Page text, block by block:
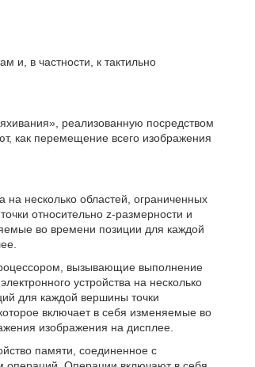
и, в частности, к тактильно
реализованную посредством
как перемещение всего изображения
на несколько областей, ограниченных
относительно z-размерности и
во времени позиции для каждой
вызывающие выполнение
устройства на несколько
для каждой вершины точки
включает в себя изменяемые во
изображения на дисплее.
памяти, соединенное с